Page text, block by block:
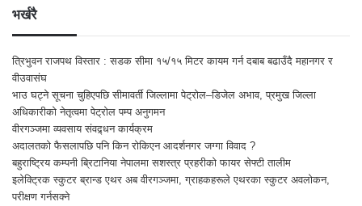
भर्खरै
त्रिभुवन राजपथ विस्तार : सडक सीमा १५/१५ मिटर कायम गर्न दबाब बढाउँदै महानगर र
वीउवासंघ
भाउ घट्ने सूचना चुहिएपछि सीमावर्ती जिल्लामा पेट्रोल–डिजेल अभाव, प्रमुख जिल्ला
अधिकारीको नेतृत्वमा पेट्रोल पम्प अनुगमन
वीरगञ्जमा व्यवसाय संवद्र्धन कार्यक्रम
अदालतको फैसलापछि पनि किन रोकिएन आदर्शनगर जग्गा विवाद ?
बहुराष्ट्रिय कम्पनी ब्रिटानिया नेपालमा सशस्त्र प्रहरीको फायर सेफ्टी तालीम
इलेक्ट्रिक स्कुटर ब्रान्ड एथर अब वीरगञ्जमा, ग्राहकहरूले एथरका स्कुटर अवलोकन,
परीक्षण गर्नसक्ने